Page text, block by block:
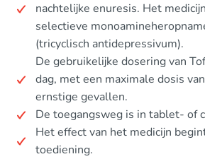
nachtelijke enuresis. Het
selectieve
(tricyclisch antidepressivum).
De gebruikelijke dosering van
dag, met een maximale dosis
ernstige gevallen.
De toegangsweg is in tablet- of
Het effect van het medicijn
toediening.